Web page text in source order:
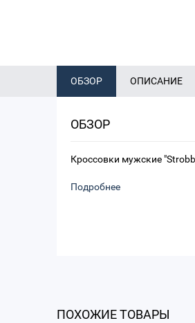
ОБЗОР ОПИСАНИЕ
ОБЗОР
Кроссовки мужские
Подробнее
ПОХОЖИЕ ТОВАРЫ